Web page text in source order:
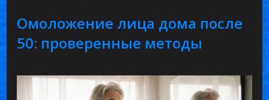
Омоложение лица дома после
50: проверенные методы